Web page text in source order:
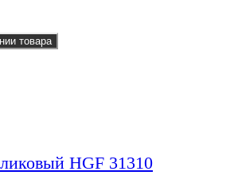
товара
HGF 31310